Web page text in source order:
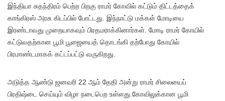
இந்தியா சுதந்திரம் பெற்ற பிறகு ராமர் கோவில் கட்டும் திட்டத்தைக்
காங்கிரஸ் அரசு கிடப்பில் போட்டது. இந்நாட்டு மக்கள் மோடியை
இரண்டாவது முறையாகவும் பிரதமராக்கினார்கள். மோடி ராமர் கோயில்
கட்டுவதற்கான பூமி பூஜையைத் தொடங்கி தற்போது கோயில்
பிரமாண்டமாகக் கட்டப்பட்டு வருகிறது.
அடுத்த ஆண்டு ஜனவரி 22 ஆம் தேதி அன்று ராமர் சிலையைப்
பிரதிஷ்டை செய்யும் விழா நடைபெற உள்ளது.கோவிலுக்கான பூமி